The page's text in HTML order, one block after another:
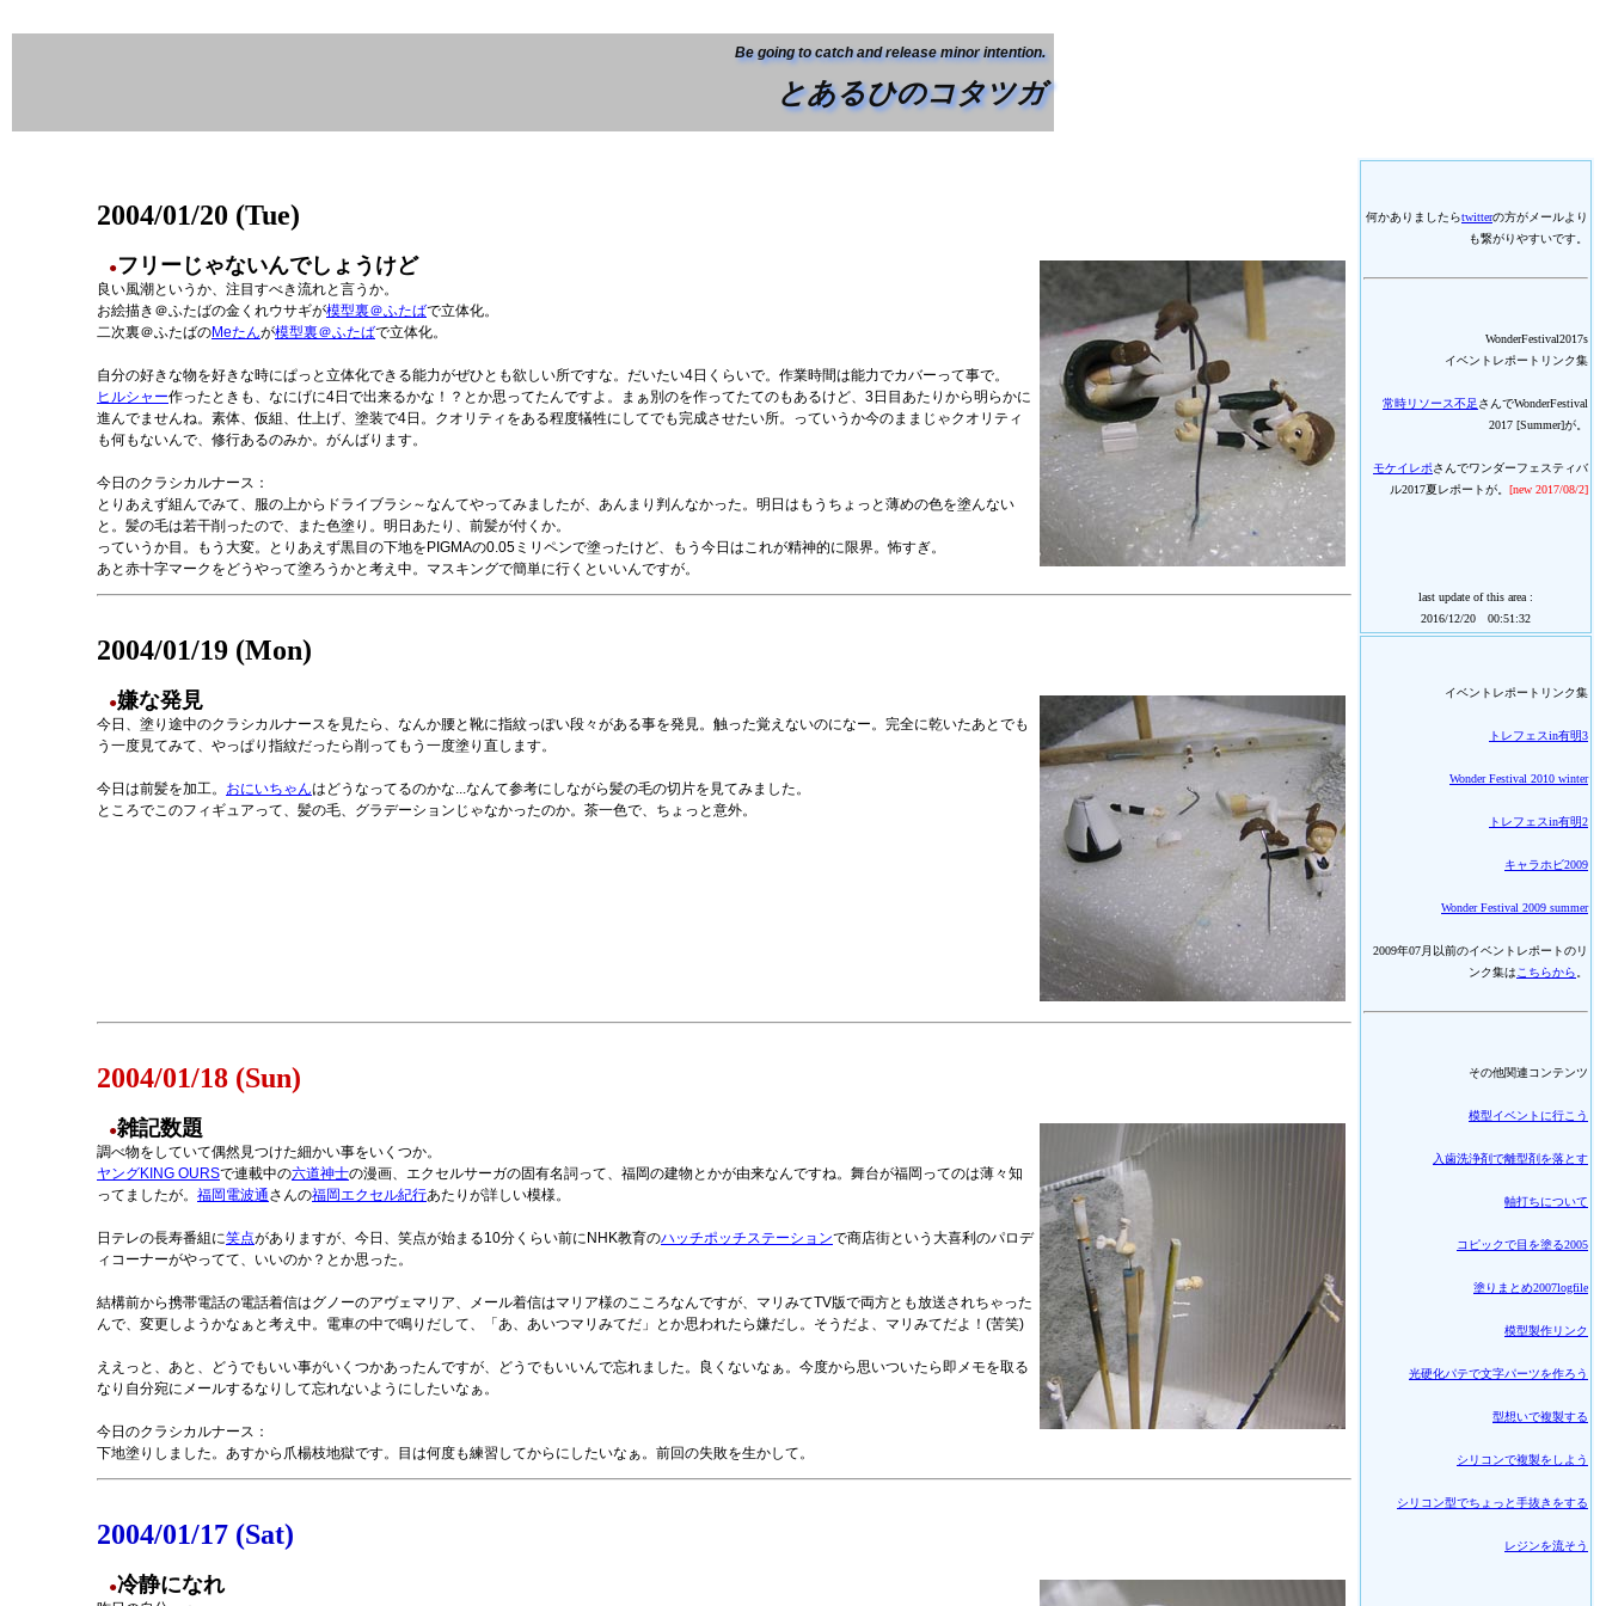
Be going to catch and release minor intention.
とあるひのコタツガ
2004/01/20 (Tue)
●フリーじゃないんでしょうけど
良い風潮というか、注目すべき流れと言うか。
お絵描き＠ふたばの金くれウサギが模型裏＠ふたばで立体化。
二次裏＠ふたばのMeたんが模型裏＠ふたばで立体化。
自分の好きな物を好きな時にぱっと立体化できる能力がぜひとも欲しい所ですな。だいたい4日くらいで。作業時間は能力でカバーって事で。
ヒルシャー作ったときも、なにげに4日で出来るかな！？とか思ってたんですよ。まぁ別のを作ってたてのもあるけど、3日目あたりから明らかに
進んでませんね。素体、仮組、仕上げ、塗装で4日。クオリティをある程度犠牲にしてでも完成させたい所。っていうか今のままじゃクオリティ
も何もないんで、修行あるのみか。がんばります。
今日のクラシカルナース：
とりあえず組んでみて、服の上からドライブラシ～なんてやってみましたが、あんまり判んなかった。明日はもうちょっと薄めの色を塗んない
と。髪の毛は若干削ったので、また色塗り。明日あたり、前髪が付くか。
っていうか目。もう大変。とりあえず黒目の下地をPIGMAの0.05ミリペンで塗ったけど、もう今日はこれが精神的に限界。怖すぎ。
あと赤十字マークをどうやって塗ろうかと考え中。マスキングで簡単に行くといいんですが。
2004/01/19 (Mon)
●嫌な発見
今日、塗り途中のクラシカルナースを見たら、なんか腰と靴に指紋っぽい段々がある事を発見。触った覚えないのになー。完全に乾いたあとでも
う一度見てみて、やっぱり指紋だったら削ってもう一度塗り直します。
今日は前髪を加工。 おにいちゃんはどうなってるのかな...なんて参考にしながら髪の毛の切片を見てみました。
ところでこのフィギュアって、髪の毛、グラデーションじゃなかったのか。茶一色で、ちょっと意外。
2004/01/18 (Sun)
●雑記数題
調べ物をしていて偶然見つけた細かい事をいくつか。
ヤングKING OURSで連載中の六道神士の漫画、エクセルサーガの固有名詞って、福岡の建物とかが由来なんですね。舞台が福岡ってのは薄々知
ってましたが。 福岡電波通さんの福岡エクセル紀行あたりが詳しい模様。
日テレの長寿番組に笑点がありますが、今日、笑点が始まる10分くらい前にNHK教育のハッチポッチステーションで商店街という大喜利のパロデ
ィコーナーがやってて、いいのか？とか思った。
結構前から携帯電話の電話着信はグノーのアヴェマリア、メール着信はマリア様のこころなんですが、マリみてTV版で両方とも放送されちゃった
んで、変更しようかなぁと考え中。電車の中で鳴りだして、「あ、あいつマリみてだ」とか思われたら嫌だし。そうだよ、マリみてだよ！(苦笑)
ええっと、あと、どうでもいい事がいくつかあったんですが、どうでもいいんで忘れました。良くないなぁ。今度から思いついたら即メモを取る
なり自分宛にメールするなりして忘れないようにしたいなぁ。
今日のクラシカルナース：
下地塗りしました。あすから爪楊枝地獄です。目は何度も練習してからにしたいなぁ。前回の失敗を生かして。
2004/01/17 (Sat)
●冷静になれ
何かありましたらtwitterの方がメールより
も繋がりやすいです。
WonderFestival2017s
イベントレポートリンク集
常時リソース不足さんでWonderFestival
2017 [Summer]が。
モケイレポさんでワンダーフェスティバ
ル2017夏レポートが。 [new 2017/08/2]
last update of this area :
2016/12/20 00:51:32
イベントレポートリンク集
トレフェスin有明3
Wonder Festival 2010 winter
トレフェスin有明2
キャラホビ2009
Wonder Festival 2009 summer
2009年07月以前のイベントレポートのリ
ンク集は こちらから
その他関連コンテンツ
模型イベントに行こう
入歯洗浄剤で離型剤を落とす
軸打ちについて
コピックで目を塗る2005
塗りまとめ2007logfile
模型製作リンク
光硬化パテで文字パーツを作ろう
型想いで複製する
シリコンで複製をしよう
シリコン型でちょっと手抜きをする
レジンを流そう